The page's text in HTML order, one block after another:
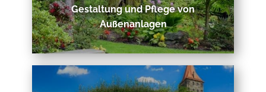
Gestaltung und Pflege von
Außenanlagen